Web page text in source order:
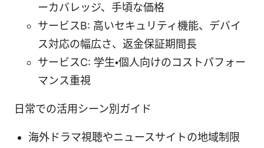
ーカバレッジ、手頃な価格
サービスB: 高いセキュリティ機能、デバイ
ス対応の幅広さ、返金保証期間長
サービスC: 学生・個人向けのコストパフォー
マンス重視
日常での活用シーン別ガイド
海外ドラマ視聴やニュースサイトの地域制限